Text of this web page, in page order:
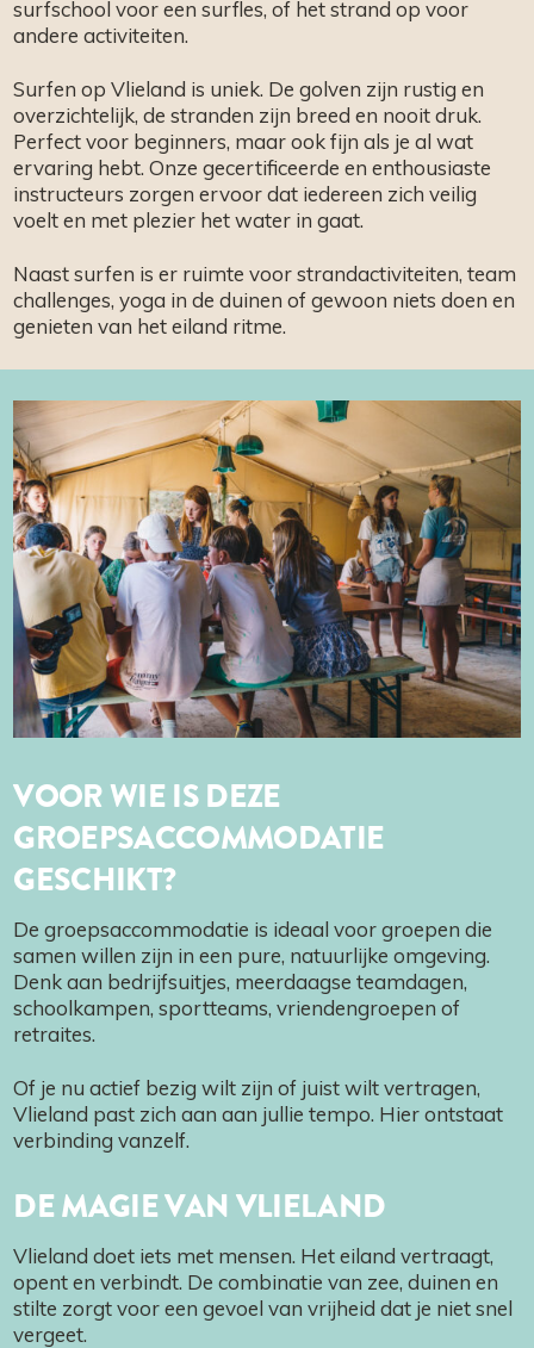
surfschool voor een surfles, of het strand op voor
andere activiteiten.
Surfen op Vlieland is uniek. De golven zijn rustig en
overzichtelijk, de stranden zijn breed en nooit druk.
Perfect voor beginners, maar ook fijn als je al wat
ervaring hebt. Onze gecertificeerde en enthousiaste
instructeurs zorgen ervoor dat iedereen zich veilig
voelt en met plezier het water in gaat.
Naast surfen is er ruimte voor strandactiviteiten, team
challenges, yoga in de duinen of gewoon niets doen en
genieten van het eiland ritme.
VOOR WIE IS DEZE
GROEPSACCOMMODATIE
GESCHIKT?
De groepsaccommodatie is ideaal voor groepen die
samen willen zijn in een pure, natuurlijke omgeving.
Denk aan bedrijfsuitjes, meerdaagse teamdagen,
schoolkampen, sportteams, vriendengroepen of
retraites.
Of je nu actief bezig wilt zijn of juist wilt vertragen,
Vlieland past zich aan aan jullie tempo. Hier ontstaat
verbinding vanzelf.
DE MAGIE VAN VLIELAND
Vlieland doet iets met mensen. Het eiland vertraagt,
opent en verbindt. De combinatie van zee, duinen en
stilte zorgt voor een gevoel van vrijheid dat je niet snel
vergeet.